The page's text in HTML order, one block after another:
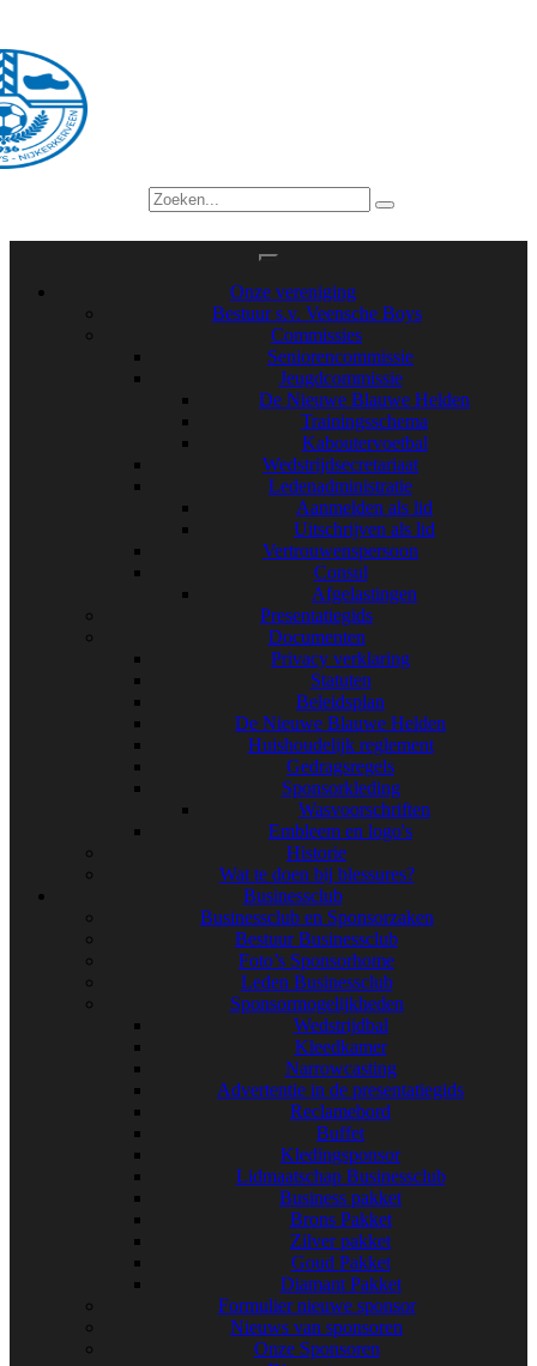
Onze vereniging
Bestuur s.v. Veensche Boys
Commissies
Seniorencommissie
Jeugdcommissie
De Nieuwe Blauwe Helden
Trainingsschema
Kaboutervoetbal
Wedstrijdsecretariaat
Ledenadministratie
Aanmelden als lid
Uitschrijven als lid
Vertrouwenspersoon
Consul
Afgelastingen
Presentatiegids
Documenten
Privacy verklaring
Statuten
Beleidsplan
De Nieuwe Blauwe Helden
Huishoudelijk reglement
Gedragsregels
Sponsorkleding
Wasvoorschriften
Embleem en logo's
Historie
Wat te doen bij blessures?
Businessclub
Businessclub en Sponsorzaken
Bestuur Businessclub
Foto’s Sponsorhome
Leden Businessclub
Sponsormogelijkheden
Wedstrijdbal
Kleedkamer
Narrowcasting
Advertentie in de presentatiegids
Reclamebord
Buffet
Kledingsponsor
Lidmaatschap Businessclub
Business pakket
Brons Pakket
Zilver pakket
Goud Pakket
Diamant Pakket
Formulier nieuwe sponsor
Nieuws van sponsoren
Onze Sponsoren